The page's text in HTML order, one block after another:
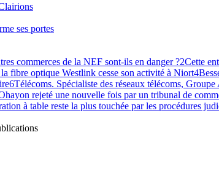
ses portes
commerces de la NEF sont-ils en danger ?2Cette
fibre optique Westlink cesse son activité à Niort4
6Télécoms. Spécialiste des réseaux télécoms,
rejeté une nouvelle fois par un tribunal de
à table reste la plus touchée par les procédures